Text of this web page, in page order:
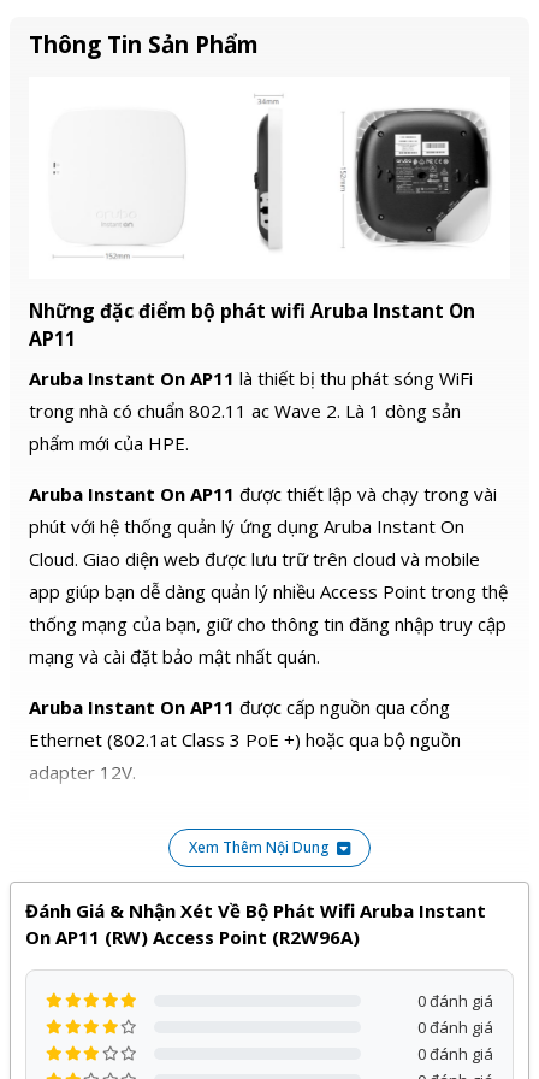
Thông Tin Sản Phẩm
Những đặc điểm bộ phát wifi Aruba Instant On
AP11
Aruba Instant On AP11 là thiết bị thu phát sóng WiFi
trong nhà có chuẩn 802.11 ac Wave 2. Là 1 dòng sản
phẩm mới của HPE.
Aruba Instant On AP11 được thiết lập và chạy trong vài
phút với hệ thống quản lý ứng dụng Aruba Instant On
Cloud. Giao diện web được lưu trữ trên cloud và mobile
app giúp bạn dễ dàng quản lý nhiều Access Point trong thệ
thống mạng của bạn, giữ cho thông tin đăng nhập truy cập
mạng và cài đặt bảo mật nhất quán.
Aruba Instant On AP11 được cấp nguồn qua cổng
Ethernet (802.1at Class 3 PoE +) hoặc qua bộ nguồn
adapter 12V.
Aruba Instant On AP11hoạt động trên 2 băng tần 2.4
Ghz tốc độ 300 Mbps và 5Ghz tốc độ 867 Mbps với công
nghệ 2×2(2.4 Ghz) 2×2 (5.0Ghz) Mu-Mimo.
Sản phẩm Aruba Instant On AP11
phân phối
bởi Kỹ Thuật Vtech được cam kết chính hãng, giá tốt và
bảo hành24 tháng
, đi kèm với nhiều chương trình ưu đãi
Xem Thêm Nội Dung
Đánh Giá & Nhận Xét Về Bộ Phát Wifi Aruba Instant
On AP11 (RW) Access Point (R2W96A)
0 đánh giá
0 đánh giá
0 đánh giá